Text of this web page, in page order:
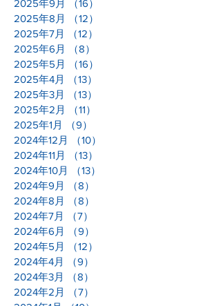
2025年10月
（12）
2025年9月
（16）
2025年8月
（12）
2025年7月
（12）
2025年6月
（8）
2025年5月
（16）
2025年4月
（13）
2025年3月
（13）
2025年2月
（11）
2025年1月 （9）9件の記事
2024年12月
（10）
2024年11月
（13）
2024年10月
（13）
2024年9月
（8）
2024年8月
（8）
2024年7月
（7）
2024年6月
（9）
2024年5月
（12）
2024年4月
（9）
2024年3月
（8）